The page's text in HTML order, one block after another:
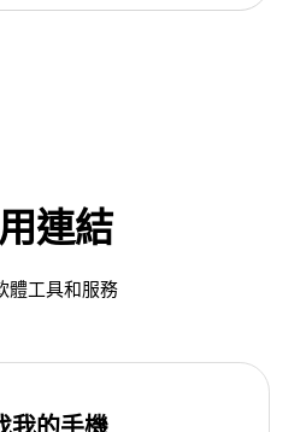
連結
體工具和服務